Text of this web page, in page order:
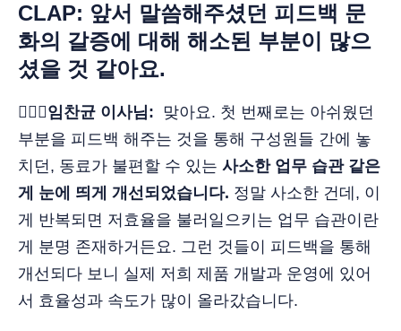
CLAP: 앞서 말씀해주셨던 피드백 문
화의 갈증에 대해 해소된 부분이 많으
셨을 것 같아요.
🙋🏻‍♂️임찬균 이사님: 맞아요. 첫 번째로는 아쉬웠던
부분을 피드백 해주는 것을 통해 구성원들 간에 놓
치던, 동료가 불편할 수 있는 사소한 업무 습관 같은
게 눈에 띄게 개선되었습니다. 정말 사소한 건데, 이
게 반복되면 저효율을 불러일으키는 업무 습관이란
게 분명 존재하거든요. 그런 것들이 피드백을 통해
개선되다 보니 실제 저희 제품 개발과 운영에 있어
서 효율성과 속도가 많이 올라갔습니다.